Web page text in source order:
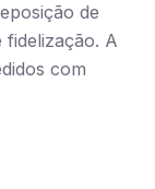
de
A
com